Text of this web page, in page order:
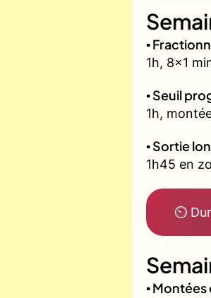
▪️
1h, 8x1
▪️ Seuil
1h,
▪️ Sortie
1h45 en
⏲
▪️